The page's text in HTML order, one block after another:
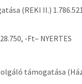
(REKI II.)
-Ft– NYERTES
támogatása